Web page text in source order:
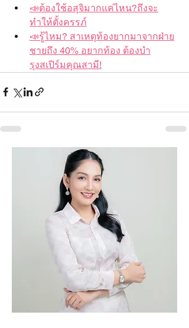
📣ต้องใช้อสุจิมากแค่ไหน?ถึงจะ
ทำให้ตั้งครรภ์
📣รู้ไหม? สาเหตุท้องยากมาจากฝ่าย
ชายถึง 40% อยากท้อง ต้องบำ
รุงสเปิร์มคุณสามี!